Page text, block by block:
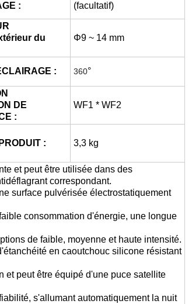
:
(facultatif)
du
Φ9 ~ 14 mm
: 360°
DE
:
WF1 * WF2
: 3,3 kg
et peut être utilisée dans des
correspondant.
surface pulvérisée électrostatiquement
consommation d'énergie, une longue
de faible, moyenne et haute intensité.
en caoutchouc silicone résistant
et peut être équipé d'une puce satellite
s'allumant automatiquement la nuit